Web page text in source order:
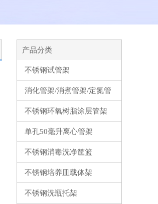
产品分类
不锈钢试管架
消化管架/消煮管架/定氮管
架
不锈钢环氧树脂涂层管架
单孔50毫升离心管架
不锈钢消毒洗净筐篮
不锈钢培养皿载体架
不锈钢洗瓶托架